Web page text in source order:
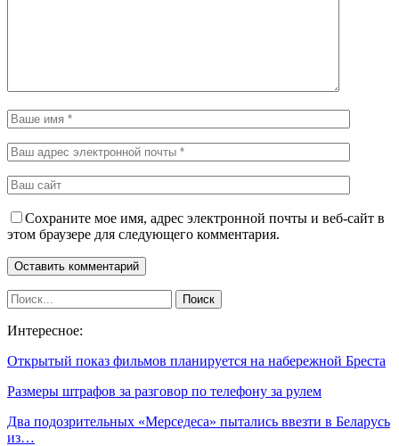
Сохраните мое имя, адрес электронной почты и веб-сайт в
этом браузере для следующего комментария.
Интересное:
Открытый показ фильмов планируется на набережной Бреста
Размеры штрафов за разговор по телефону за рулем
Два подозрительных «Мерседеса» пытались ввезти в Беларусь
из…